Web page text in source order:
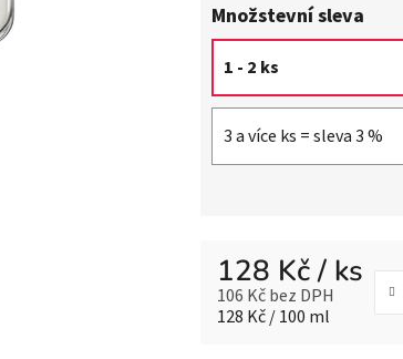
Množstevní sleva
1 - 2 ks
3 a více ks = sleva 3 %
128 Kč/ ks
106 Kč bez DPH
Měrná cena:
128 Kč / 100 ml